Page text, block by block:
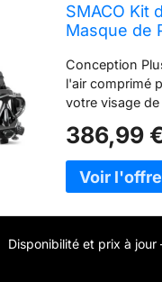
SMACO Kit
Masque de
Conception
l'air comprimé
votre visage
ne pèse que
transporté, il
plongeurs
Professionnel:
bouteille de
peut atteindre
386,99
Disponibilité et prix à